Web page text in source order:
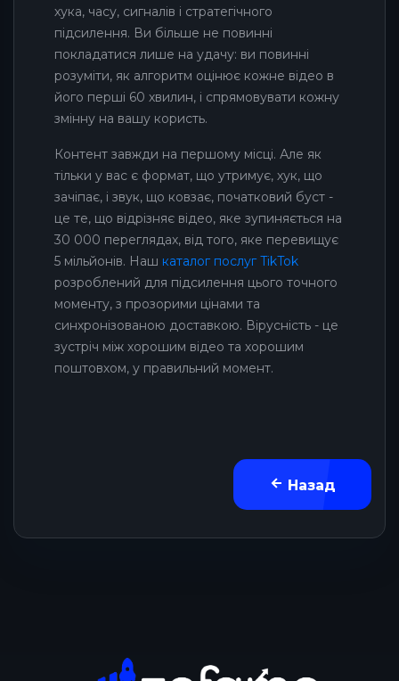
хука, часу, сигналів і стратегічного
підсилення. Ви більше не повинні
покладатися лише на удачу: ви повинні
розуміти, як алгоритм оцінює кожне відео в
його перші 60 хвилин, і спрямовувати кожну
змінну на вашу користь.
Контент завжди на першому місці. Але як
тільки у вас є формат, що утримує, хук, що
зачіпає, і звук, що ковзає, початковий буст -
це те, що відрізняє відео, яке зупиняється на
30 000 переглядах, від того, яке перевищує
5 мільйонів. Наш каталог послуг TikTok
розроблений для підсилення цього точного
моменту, з прозорими цінами та
синхронізованою доставкою. Вірусність - це
зустріч між хорошим відео та хорошим
поштовхом, у правильний момент.
Назад